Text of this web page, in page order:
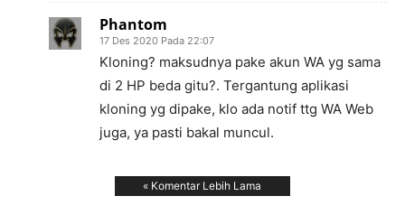
Phantom
17 Des 2020 Pada 22:07
Kloning? maksudnya pake akun WA yg sama
di 2 HP beda gitu?. Tergantung aplikasi
kloning yg dipake, klo ada notif ttg WA Web
juga, ya pasti bakal muncul.
« Komentar Lebih Lama